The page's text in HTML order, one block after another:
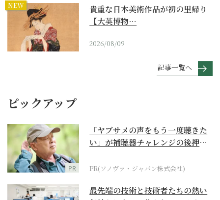
NEW
貴重な日本美術作品が初の里帰り
【大英博物…
2026/08/09
記事一覧へ
ピックアップ
PR
「ヤブサメの声をもう一度聴きた
い」が補聴器チャレンジの後押し
PR(ソノヴァ・ジャパン株式会社)
最先端の技術と技術者たちの熱い